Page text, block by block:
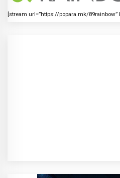
[stream url=”https://popara.mk/89rainbow”